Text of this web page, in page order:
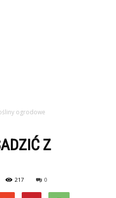
ogrodowe
Z
217 0